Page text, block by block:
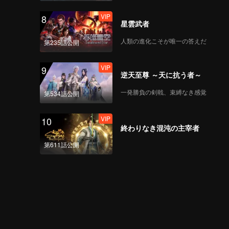
8
第235話公開
VIP
星雲武者
人類の進化こそが唯一の答えだ
9
第534話公開
VIP
逆天至尊 ～天に抗う者～
一発勝負の剣戟、束縛なき感覚
10
第611話公開
VIP
終わりなき混沌の主宰者